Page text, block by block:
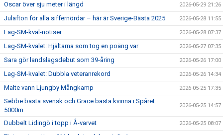
Oscar över sju meter i längd 2026-05-29 21:26
Julafton för alla siffernördar – här är Sverige-Bästa 2025 2026-05-28 11:55
Lag-SM-kval-notiser 2026-05-28 07:37
Lag-SM-kvalet: Hjältarna som tog en poäng var 2026-05-27 07:35
Sara gör landslagsdebut som 39-åring 2026-05-26 17:00
Lag-SM-kvalet: Dubbla veteranrekord 2026-05-26 14:34
Malte vann Ljungby Mångkamp 2026-05-25 17:35
Sebbe bästa svensk och Grace bästa kvinna i Spåret
5000m
2026-05-25 14:57
Dubbelt Lidingö i topp i Å-varvet 2026-05-25 08:07